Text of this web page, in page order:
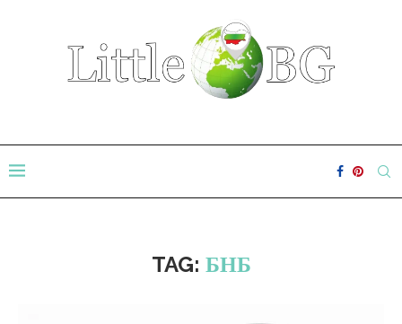
TAG: БНБ